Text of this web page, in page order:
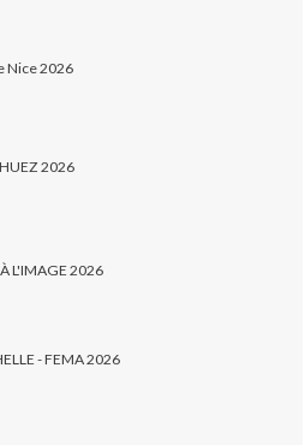
Nice 2026
2026
À L'IMAGE 2026
- FEMA 2026